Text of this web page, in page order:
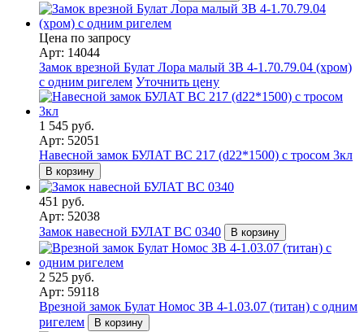
Цена по запросу
Арт: 14044
Замок врезной Булат Лора малый ЗВ 4-1.70.79.04 (хром)
с одним ригелем Уточнить цену
1 545 руб.
Арт: 52051
Навесной замок БУЛАТ ВС 217 (d22*1500) с тросом 3кл
В корзину
451 руб.
Арт: 52038
Замок навесной БУЛАТ ВС 0340
В корзину
2 525 руб.
Арт: 59118
Врезной замок Булат Номос ЗВ 4-1.03.07 (титан) с одним
ригелем
В корзину